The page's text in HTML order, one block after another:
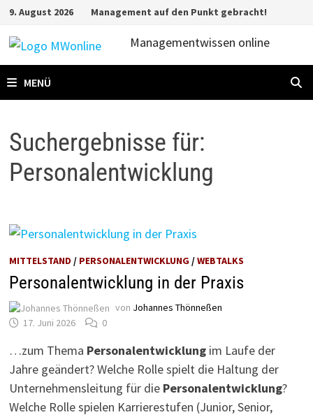
Zum
springen
9. August 2026 Management auf den Punkt gebracht!
Managementwissen online
MENÜ
Suchergebnisse für:
Personalentwicklung
MITTELSTAND / PERSONALENTWICKLUNG /WEBTALKS
Personalentwicklung in der Praxis
von Johannes Thönneßen
17. Juni 2026
0
…zum Thema Personalentwicklung im Laufe der
Jahre geändert? Welche Rolle spielt die Haltung der
Unternehmensleitung für die Personalentwicklung?
Welche Rolle spielen Karrierestufen (Junior, Senior,